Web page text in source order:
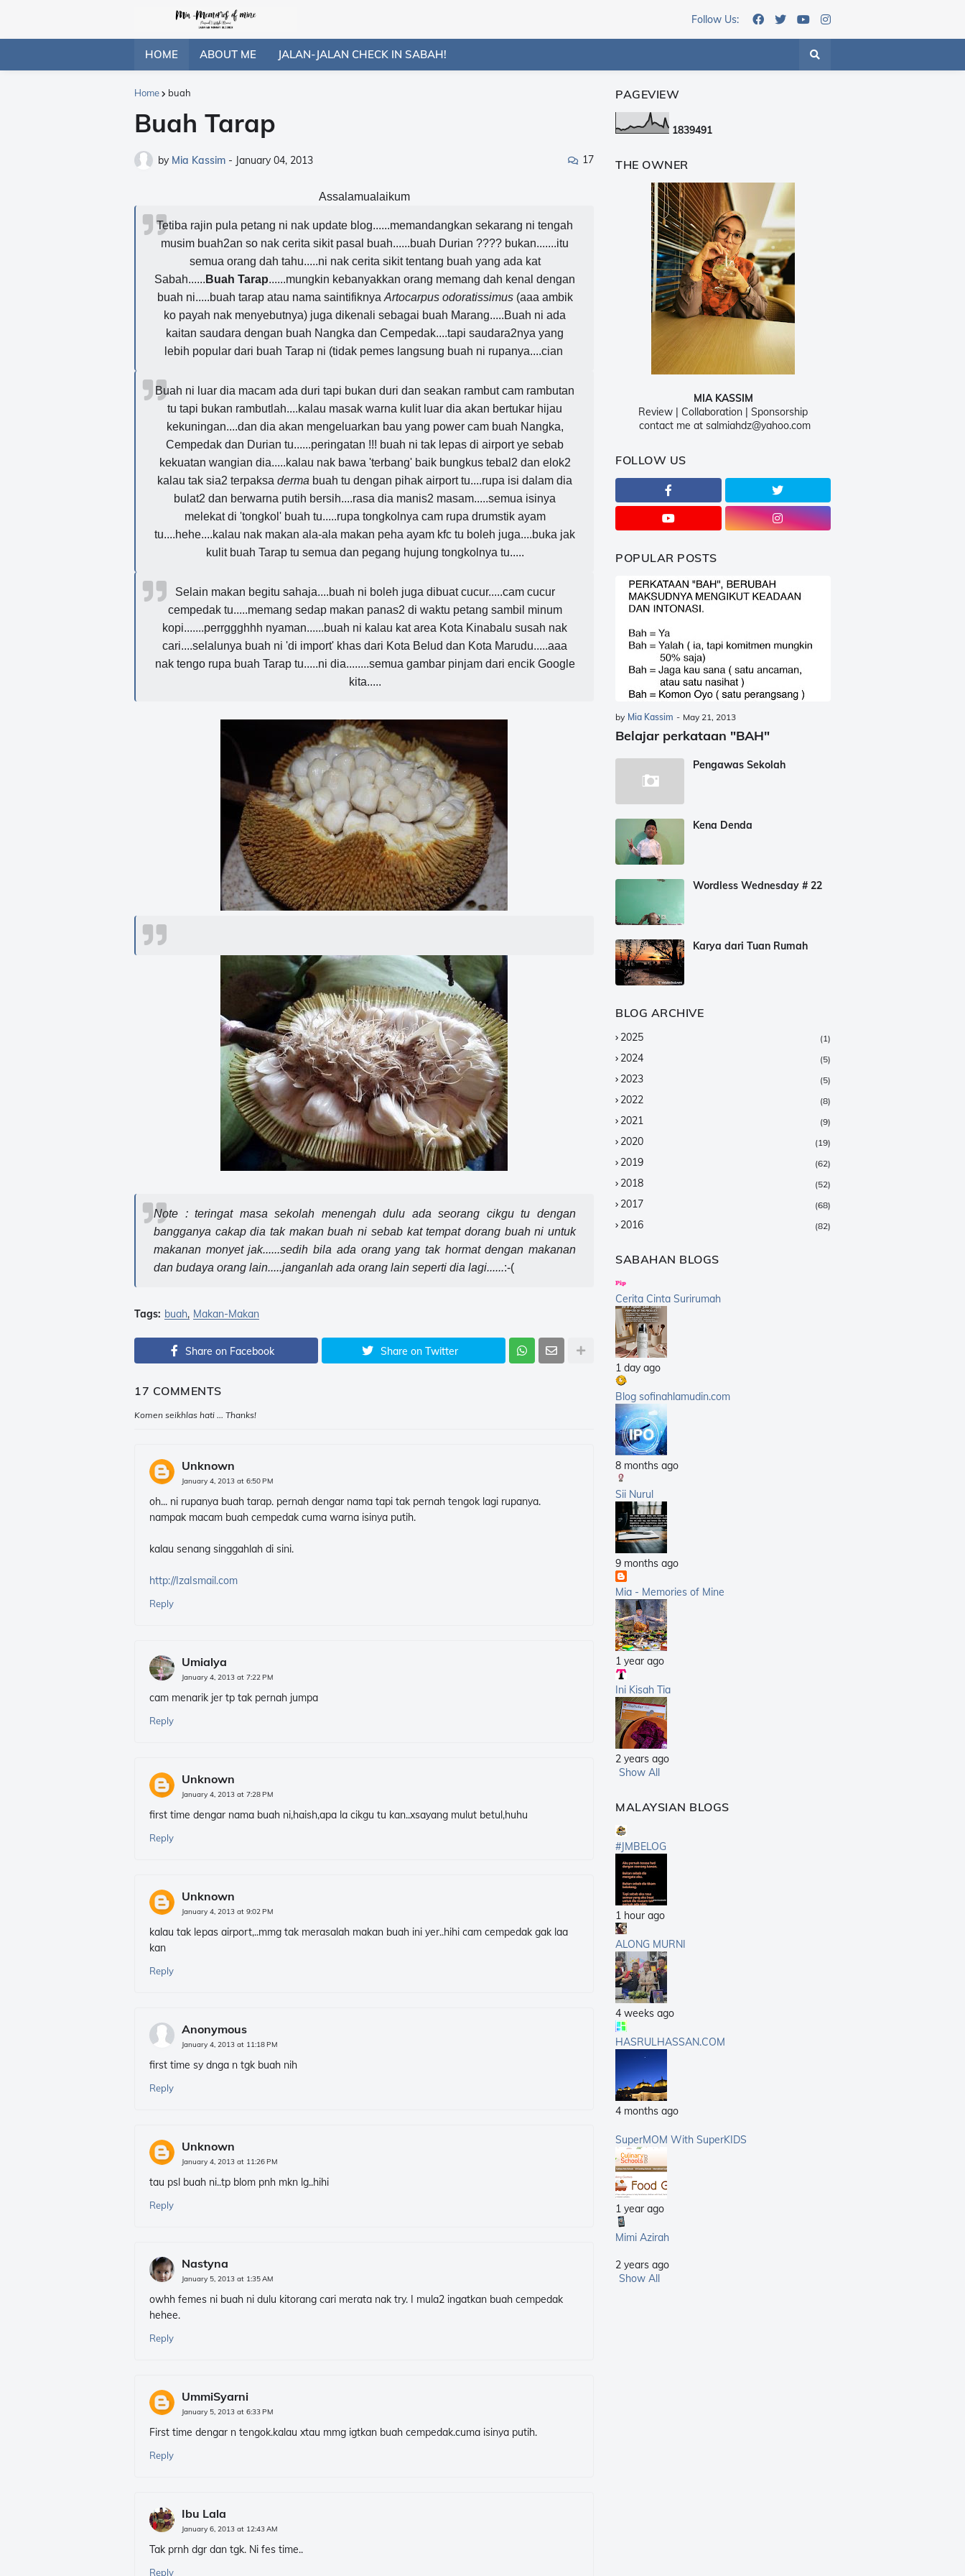
Follow Us:
HOME ABOUT ME JALAN-JALAN CHECK IN SABAH!
Home buah
Buah Tarap
by Mia Kassim - January 04, 2013 17
Assalamualaikum
Tetiba rajin pula petang ni nak update blog......memandangkan sekarang ni tengah
musim buah2an so nak cerita sikit pasal buah......buah Durian ???? bukan.......itu
semua orang dah tahu.....ni nak cerita sikit tentang buah yang ada kat
Sabah...... Buah Tarap......mungkin kebanyakkan orang memang dah kenal dengan
buah ni.....buah tarap atau nama saintifiknya Artocarpus odoratissimus (aaa ambik
ko payah nak menyebutnya) juga dikenali sebagai buah Marang.....Buah ni ada
kaitan saudara dengan buah Nangka dan Cempedak....tapi saudara2nya yang
lebih popular dari buah Tarap ni (tidak pemes langsung buah ni rupanya....cian
Buah ni luar dia macam ada duri tapi bukan duri dan seakan rambut cam rambutan
tu tapi bukan rambutlah....kalau masak warna kulit luar dia akan bertukar hijau
kekuningan....dan dia akan mengeluarkan bau yang power cam buah Nangka,
Cempedak dan Durian tu......peringatan !!! buah ni tak lepas di airport ye sebab
kekuatan wangian dia.....kalau nak bawa 'terbang' baik bungkus tebal2 dan elok2
kalau tak sia2 terpaksa derma buah tu dengan pihak airport tu....rupa isi dalam dia
bulat2 dan berwarna putih bersih....rasa dia manis2 masam.....semua isinya
melekat di 'tongkol' buah tu.....rupa tongkolnya cam rupa drumstik ayam
tu....hehe....kalau nak makan ala-ala makan peha ayam kfc tu boleh juga....buka jak
kulit buah Tarap tu semua dan pegang hujung tongkolnya tu.....
Selain makan begitu sahaja....buah ni boleh juga dibuat cucur.....cam cucur
cempedak tu.....memang sedap makan panas2 di waktu petang sambil minum
kopi.......perrggghhh nyaman......buah ni kalau kat area Kota Kinabalu susah nak
cari....selalunya buah ni 'di import' khas dari Kota Belud dan Kota Marudu.....aaa
nak tengo rupa buah Tarap tu.....ni dia........semua gambar pinjam dari encik Google
kita.....
Note : teringat masa sekolah menengah dulu ada seorang cikgu tu dengan
bangganya cakap dia tak makan buah ni sebab kat tempat dorang buah ni untuk
makanan monyet jak......sedih bila ada orang yang tak hormat dengan makanan
dan budaya orang lain.....janganlah ada orang lain seperti dia lagi......:-(
Tags: buah Makan-Makan
Share on Facebook Share on Twitter
17 COMMENTS
Komen seikhlas hati ... Thanks!
Unknown
January 4, 2013 at 6:50 PM
oh... ni rupanya buah tarap. pernah dengar nama tapi tak pernah tengok lagi rupanya.
nampak macam buah cempedak cuma warna isinya putih.
kalau senang singgahlah di sini.
http://IzaIsmail.com
Reply
Umialya
January 4, 2013 at 7:22 PM
cam menarik jer tp tak pernah jumpa
Reply
Unknown
January 4, 2013 at 7:28 PM
first time dengar nama buah ni,haish,apa la cikgu tu kan..xsayang mulut betul,huhu
Reply
Unknown
January 4, 2013 at 9:02 PM
kalau tak lepas airport,..mmg tak merasalah makan buah ini yer..hihi cam cempedak gak laa
kan
Reply
Anonymous
January 4, 2013 at 11:18 PM
first time sy dnga n tgk buah nih
Reply
Unknown
January 4, 2013 at 11:26 PM
tau psl buah ni..tp blom pnh mkn lg..hihi
Reply
Nastyna
January 5, 2013 at 1:35 AM
owhh femes ni buah ni dulu kitorang cari merata nak try. I mula2 ingatkan buah cempedak
hehee.
Reply
UmmiSyarni
January 5, 2013 at 6:33 PM
First time dengar n tengok.kalau xtau mmg igtkan buah cempedak.cuma isinya putih.
Reply
Ibu Lala
January 6, 2013 at 12:43 AM
Tak prnh dgr dan tgk. Ni fes time..
Reply
PAGEVIEW
1839491
THE OWNER
MIA KASSIM
Review | Collaboration | Sponsorship
contact me at salmiahdz@yahoo.com
FOLLOW US
POPULAR POSTS
by Mia Kassim - May 21, 2013
Belajar perkataan "BAH"
Pengawas Sekolah
Kena Denda
Wordless Wednesday # 22
Karya dari Tuan Rumah
BLOG ARCHIVE
2025 (1)
2024 (5)
2023 (5)
2022 (8)
2021 (9)
2020 (19)
2019 (62)
2018 (52)
2017 (68)
2016 (82)
2014
2013
2012
2011
2010
2009
2008
2007
SABAHAN BLOGS
Cerita Cinta Surirumah
1 day ago
Blog sofinahlamudin.com
8 months ago
Sii Nurul
9 months ago
Mia - Memories of Mine
1 year ago
Ini Kisah Tia
2 years ago
Show All
MALAYSIAN BLOGS
#JMBELOG
1 hour ago
ALONG MURNI
4 weeks ago
HASRULHASSAN.COM
4 months ago
SuperMOM With SuperKIDS
1 year ago
Mimi Azirah
2 years ago
Show All